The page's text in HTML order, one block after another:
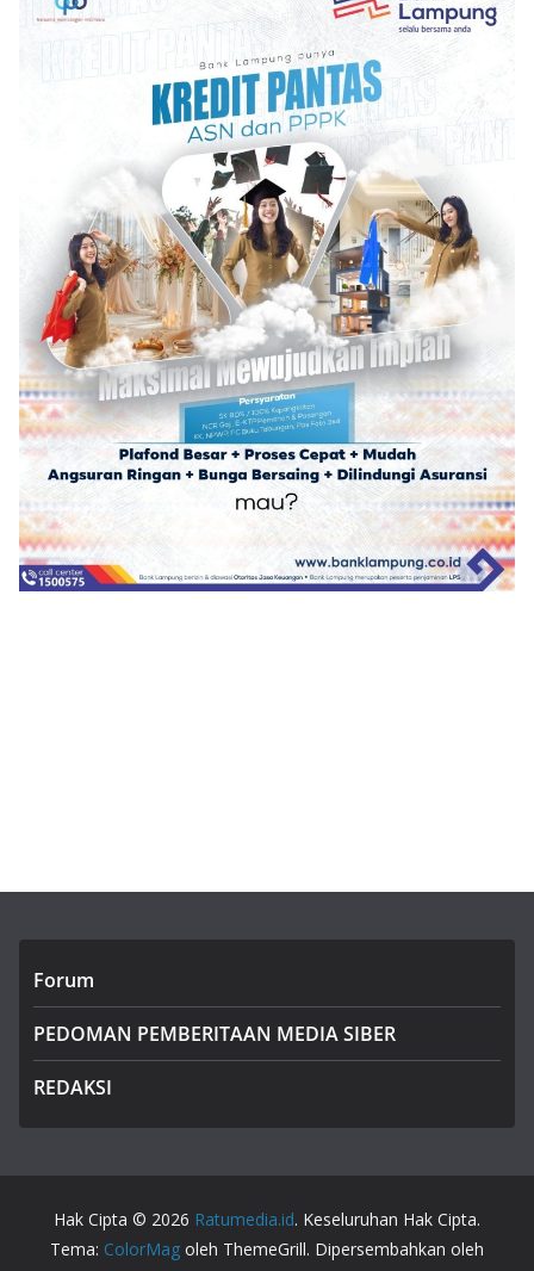
Forum
PEDOMAN PEMBERITAAN MEDIA SIBER
REDAKSI
Hak Cipta © 2026 Ratumedia.id. Keseluruhan Hak Cipta.
Tema: ColorMag oleh ThemeGrill. Dipersembahkan oleh